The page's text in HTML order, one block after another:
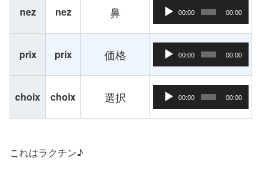
nez nez 鼻 音声プレーヤー
00:00 00:00
prix prix 価格 音声プレーヤー
00:00 00:00
choix choix 選択 音声プレーヤー
00:00 00:00
これはラクチン♪